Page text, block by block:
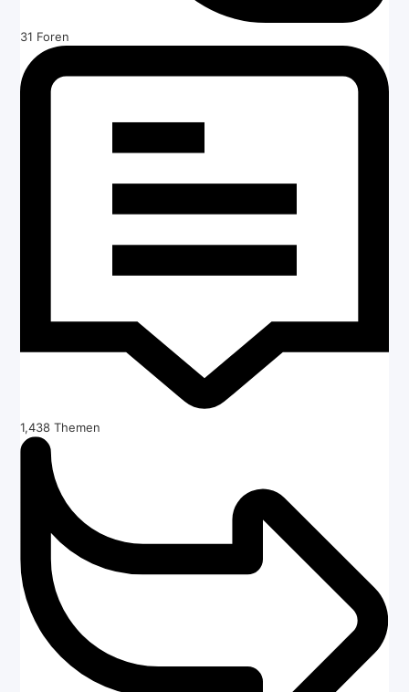
31 Foren
1,438 Themen